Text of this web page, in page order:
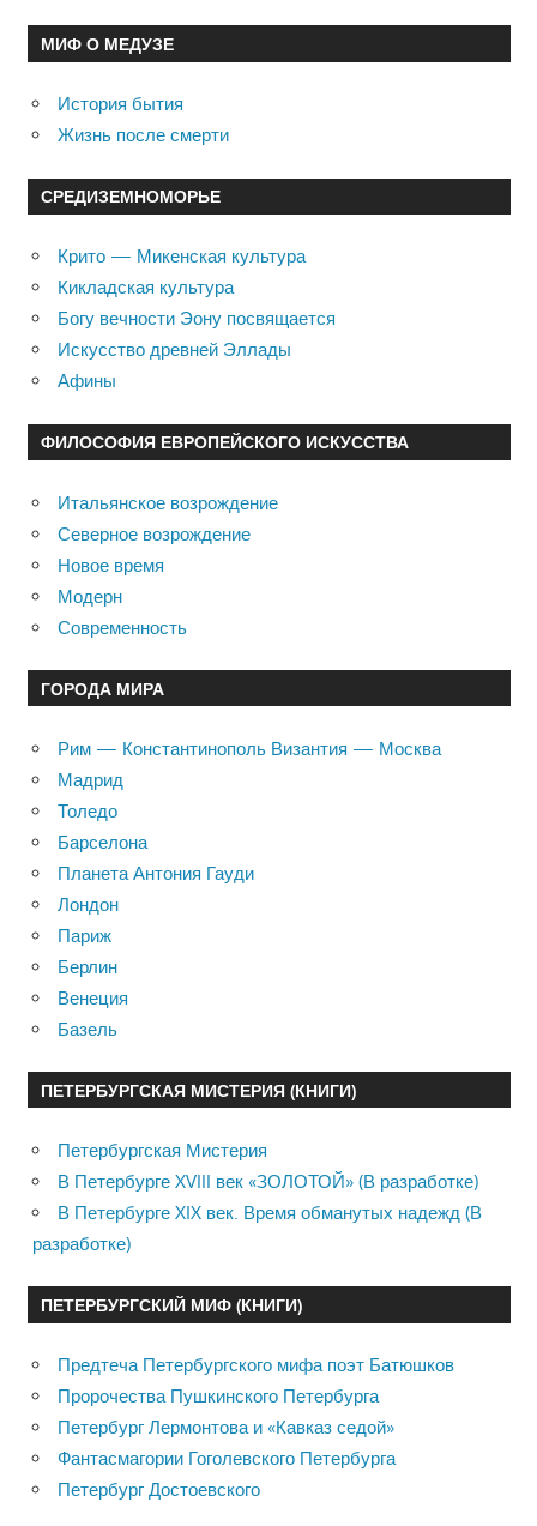
МИФ О МЕДУЗЕ
История бытия
Жизнь после смерти
СРЕДИЗЕМНОМОРЬЕ
Крито — Микенская культура
Кикладская культура
Богу вечности Эону посвящается
Искусство древней Эллады
Афины
ФИЛОСОФИЯ ЕВРОПЕЙСКОГО ИСКУССТВА
Итальянское возрождение
Северное возрождение
Новое время
Модерн
Современность
ГОРОДА МИРА
Рим — Константинополь Византия — Москва
Мадрид
Толедо
Барселона
Планета Антония Гауди
Лондон
Париж
Берлин
Венеция
Базель
ПЕТЕРБУРГСКАЯ МИСТЕРИЯ (КНИГИ)
Петербургская Мистерия
В Петербурге XVIII век «ЗОЛОТОЙ» (В разработке)
В Петербурге XIX век. Время обманутых надежд (В
разработке)
ПЕТЕРБУРГСКИЙ МИФ (КНИГИ)
Предтеча Петербургского мифа поэт Батюшков
Пророчества Пушкинского Петербурга
Петербург Лермонтова и «Кавказ седой»
Фантасмагории Гоголевского Петербурга
Петербург Достоевского